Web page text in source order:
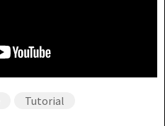
Tutorial